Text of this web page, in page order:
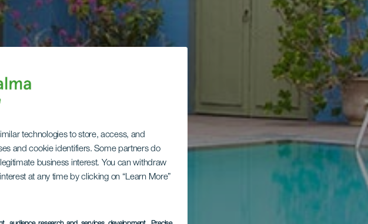
technologies to store, access, and
and cookie identifiers. Some partners do
business interest. You can withdraw
at any time by clicking on “Learn More”